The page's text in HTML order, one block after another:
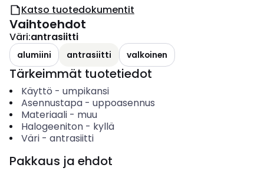
Katso tuotedokumentit
Vaihtoehdot
Väri:antrasiitti
alumiini antrasiitti valkoinen
Tärkeimmät tuotetiedot
Käyttö - umpikansi
Asennustapa- uppoasennus
Materiaali- muu
Halogeeniton- kyllä
Väri- antrasiitti
Pakkaus ja ehdot